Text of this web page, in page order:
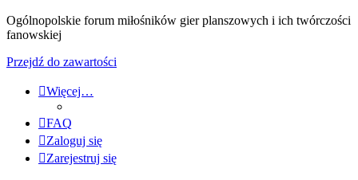
Ogólnopolskie forum miłośników gier planszowych i ich twórczości
fanowskiej
Przejdź do zawartości
Więcej…
FAQ
Zaloguj się
Zarejestruj się